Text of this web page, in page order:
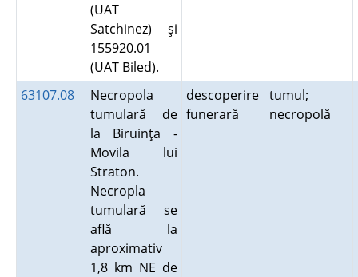
(UAT
Satchinez) şi
155920.01
(UAT Biled).
63107.08
Necropola
tumulară de
la Biruinţa -
Movila lui
Straton.
Necropla
tumulară se
află la
aproximativ
1,8 km NE de
descoperire
funerară
tumul;
necropolă